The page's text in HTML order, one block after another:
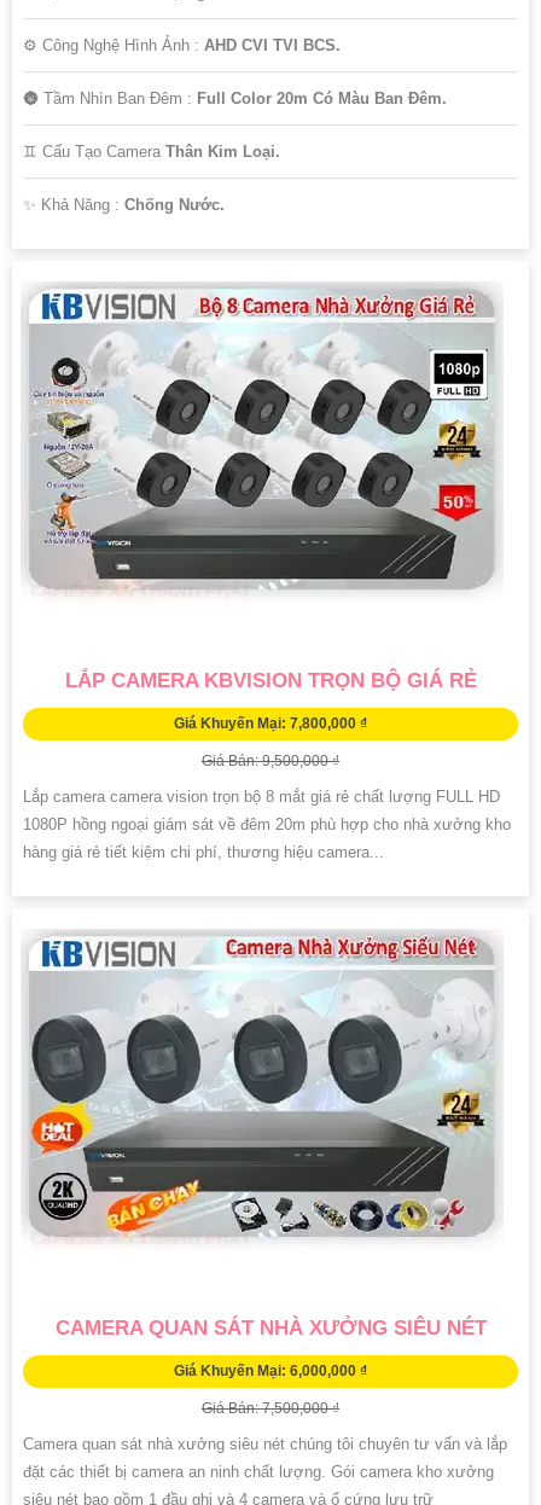
⚙ Công Nghệ Hình Ảnh : AHD CVI TVI BCS.
🌚 Tầm Nhìn Ban Đêm : Full Color 20m Có Màu Ban Đêm.
♊ Cấu Tạo Camera Thân Kim Loại.
️✨ Khả Năng : Chống Nước.
LẮP CAMERA KBVISION TRỌN BỘ GIÁ RẺ
Giá Khuyến Mại: 7,800,000 ₫
Giá Bán: 9,500,000 ₫
Lắp camera camera vision trọn bộ 8 mắt giá rẻ chất lượng FULL HD
1080P hồng ngoại giám sát về đêm 20m phù hợp cho nhà xưởng kho
hàng giá rẻ tiết kiệm chi phí, thương hiệu camera...
CAMERA QUAN SÁT NHÀ XƯỞNG SIÊU NÉT
Giá Khuyến Mại: 6,000,000 ₫
Giá Bán: 7,500,000 ₫
Camera quan sát nhà xưởng siêu nét chúng tôi chuyên tư vấn và lắp
đặt các thiết bị camera an ninh chất lượng. Gói camera kho xưởng
siêu nét bao gồm 1 đầu ghi và 4 camera và ổ cứng lưu trữ